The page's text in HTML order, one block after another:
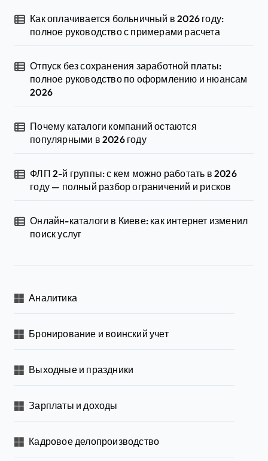
Как оплачивается больничный в 2026 году:
полное руководство с примерами расчета
Отпуск без сохранения заработной платы:
полное руководство по оформлению и нюансам
2026
Почему каталоги компаний остаются
популярными в 2026 году
ФЛП 2-й группы: с кем можно работать в 2026
году — полный разбор ограничений и рисков
Онлайн-каталоги в Киеве: как интернет изменил
поиск услуг
Аналитика
Бронирование и воинский учет
Выходные и праздники
Зарплаты и доходы
Кадровое делопроизводство